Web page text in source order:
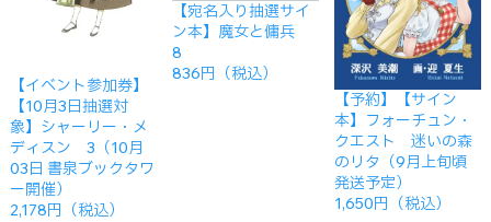
【イベント参加券】
【10月3日抽選対
象】シャーリー・メ
ディスン 3（10月
03日 書泉ブックタワ
ー開催）
2,178円（税込）
【宛名入り抽選サイ
ン本】魔女と傭兵
8
836円（税込）
【予約】【サイン
本】フォーチュン・
クエスト 迷いの森
のリタ（9月上旬頃
発送予定）
1,650円（税込）